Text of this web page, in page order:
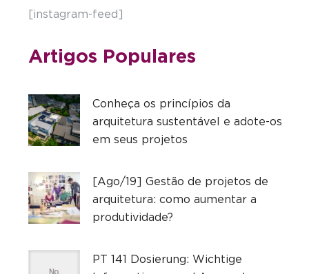
[instagram-feed]
Artigos Populares
Conheça os princípios da
arquitetura sustentável e adote-os
em seus projetos
[Ago/19] Gestão de projetos de
arquitetura: como aumentar a
produtividade?
PT 141 Dosierung: Wichtige